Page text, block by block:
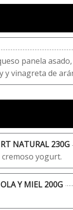
panela
y vinagreta de
NATURAL 230G
yogurt.
Y MIEL 200G